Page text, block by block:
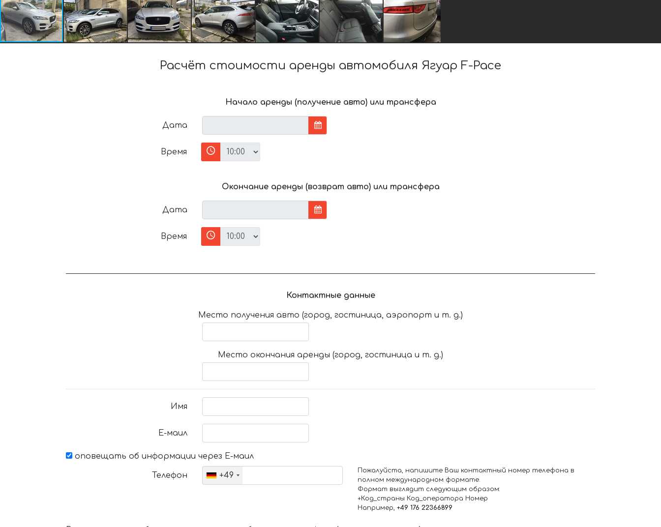
Расчёт стоимости аренды автомобиля Ягуар F-Pace
Начало аренды (получение авто) или трансфера
Дата
Время
Окончание аренды (возврат авто) или трансфера
Дата
Время
Контактные данные
Место получения авто (город, гостиница, аэропорт и т. д.)
Место окончания аренды (город, гостиница и т. д.)
Имя
Е-маил
оповещать об информации через Е-маил
Телефон +49
Пожалуйста, напишите Ваш контактный номер телефона в
полном международном формате.
Формат выглядит следующим образом:
+Код_страны Код_оператора Номер
Например, +49 176 22366899